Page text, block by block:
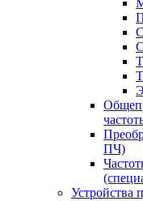
ПЧ)
Устройства